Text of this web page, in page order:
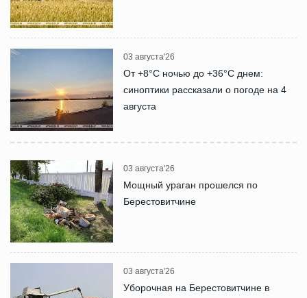
03 августа'26
От +8°С ночью до +36°С днем:
синоптики рассказали о погоде на 4
августа
03 августа'26
Мощный ураган прошелся по
Берестовитчине
03 августа'26
Уборочная на Берестовитчине в